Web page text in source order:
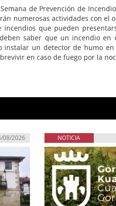
de Prevención de
numerosas actividades con
incendios que pueden
saber que un incendio
instalar un detector de humo
en caso de fuego por la
08/2026 NOTICIA